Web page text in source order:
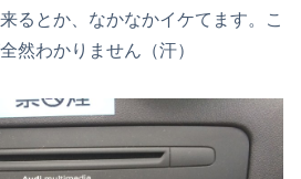
るとか、なかなかイケてます。こ
然わかりません（汗）